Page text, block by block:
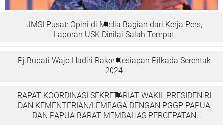
JMSI Pusat: Opini di Media Bagian dari Kerja Pers,
Laporan USK Dinilai Salah Tempat
Pj.Bupati Wajo Hadiri Rakor Kesiapan Pilkada Serentak
2024
RAPAT KOORDINASI SEKRETARIAT WAKIL PRESIDEN RI
DAN KEMENTERIAN/LEMBAGA DENGAN PGGP PAPUA
DAN PAPUA BARAT MEMBAHAS PERCEPATAN